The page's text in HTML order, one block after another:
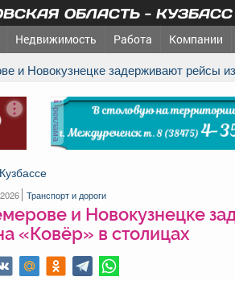
ОБЛАСТЬ - КУЗБАСС
Недвижимость Работа Компании
и Новокузнецке задерживают рейсы
реклама
Транспорт и дороги
и Новокузнецке
«Ковёр» в столицах